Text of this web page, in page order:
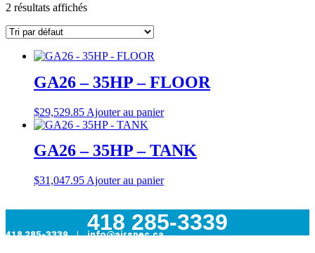
2 résultats affichés
GA26 – 35HP – FLOOR
$29,529.85 Ajouter au panier
GA26 – 35HP – TANK
$31,047.95 Ajouter au panier
418 285-3339
418 285-3339 | info@airspec.ca